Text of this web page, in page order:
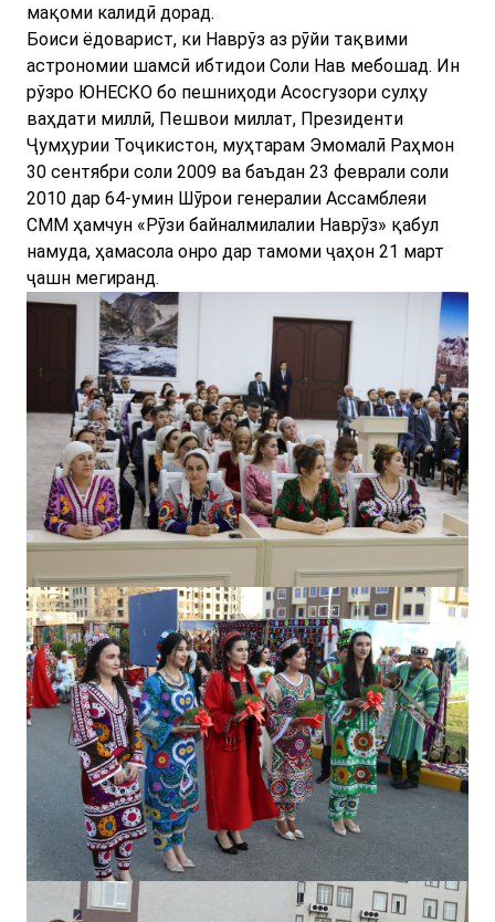
мақоми калидӣ дорад.
Боиси ёдоварист, ки Наврўз аз рӯйи тақвими
астрономии шамсӣ ибтидои Соли Нав мебошад. Ин
рўзро ЮНЕСКО бо пешниҳоди Асосгузори сулҳу
ваҳдати миллӣ, Пешвои миллат, Президенти
Ҷумҳурии Тоҷикистон, муҳтарам Эмомалӣ Раҳмон
30 сентябри соли 2009 ва баъдан 23 феврали соли
2010 дар 64-умин Шӯрои генералии Ассамблеяи
СММ ҳамчун «Рӯзи байналмилалии Наврӯз» қабул
намуда, ҳамасола онро дар тамоми ҷаҳон 21 март
ҷашн мегиранд.